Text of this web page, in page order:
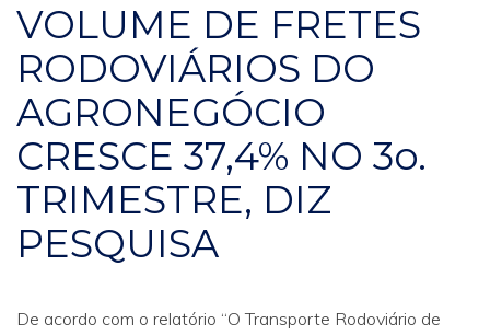
VOLUME DE FRETES
RODOVIÁRIOS DO
AGRONEGÓCIO
CRESCE 37,4% NO 3o.
TRIMESTRE, DIZ
PESQUISA
De acordo com o relatório “O Transporte Rodoviário de